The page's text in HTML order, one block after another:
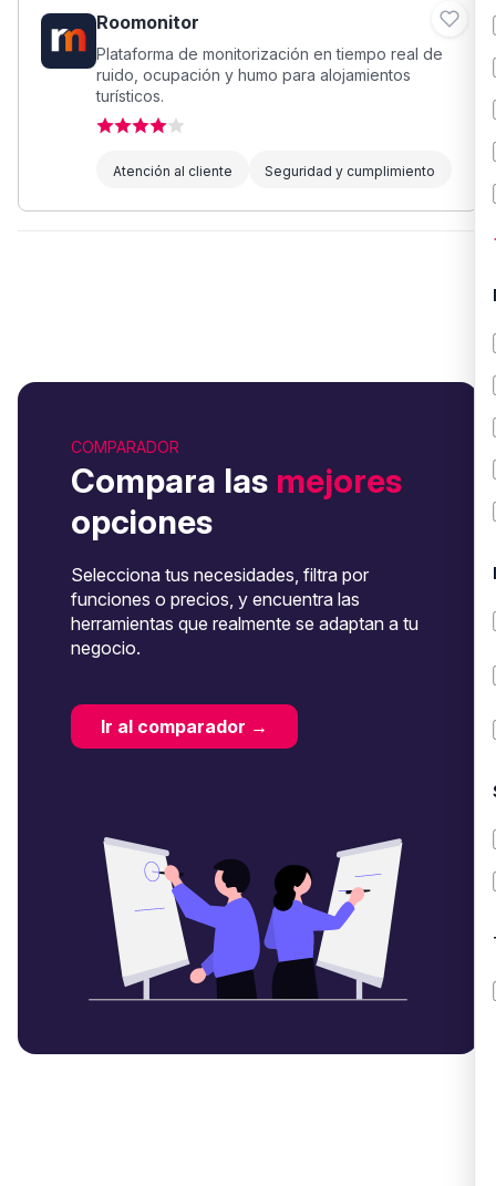
Roomonitor
Plataforma de monitorización en tiempo real de
ruido, ocupación y humo para alojamientos
turísticos.
Atención al cliente Seguridad y cumplimiento
COMPARADOR
Compara las mejores
opciones
Selecciona tus necesidades, filtra por
funciones o precios, y encuentra las
herramientas que realmente se adaptan a tu
negocio.
Ir al comparador →